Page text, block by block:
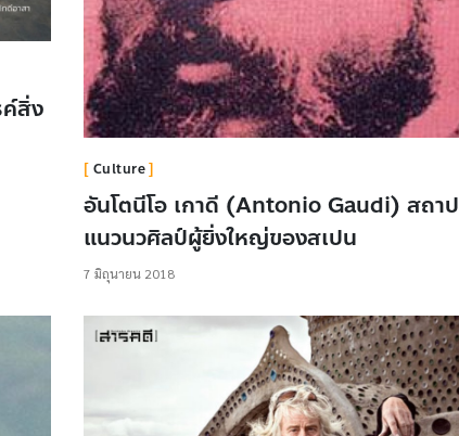
สิ่ง
Culture
อันโตนีโอ เกาดี (Antonio Gaudi) สถา
แนวนวศิลป์ผู้ยิ่งใหญ่ของสเปน
7 มิถุนายน 2018